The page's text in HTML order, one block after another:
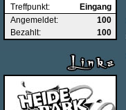
Treffpunkt:
Eingang
Angemeldet:
100
Bezahlt:
100